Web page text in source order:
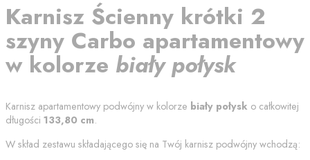
Karnisz Ścienny krótki 2
szyny Carbo apartamentowy
w kolorze biały połysk
Karnisz apartamentowy podwójny w kolorze biały połysk o całkowitej
długości 133,80 cm.
W skład zestawu składającego się na Twój karnisz podwójny wchodzą: